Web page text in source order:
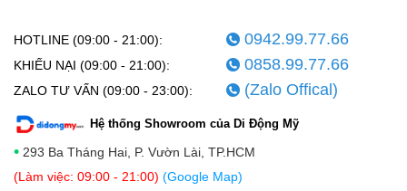
HOTLINE (09:00 - 21:00): 0942.99.77.66
KHIẾU NẠI (09:00 - 21:00): 0858.99.77.66
ZALO TƯ VẤN (09:00 - 23:00): (Zalo Offical)
Hệ thống Showroom của Di Động Mỹ
• 293 Ba Tháng Hai, P. Vườn Lài, TP.HCM
(Làm việc: 09:00 - 21:00) (Google Map)